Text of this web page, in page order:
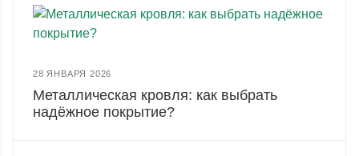
28 ЯНВАРЯ 2026
Металлическая кровля: как выбрать
надёжное покрытие?